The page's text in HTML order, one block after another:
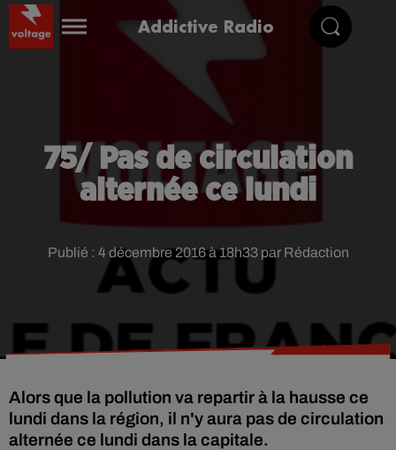
Addictive Radio
75/ Pas de circulation
alternée ce lundi
Publié : 4 décembre 2016 à 18h33 par Rédaction
Alors que la pollution va repartir à la hausse ce
lundi dans la région, il n'y aura pas de circulation
alternée ce lundi dans la capitale.